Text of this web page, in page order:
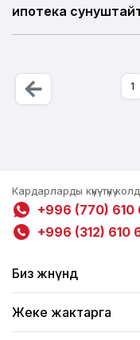
ипотека
Бет 1 ичинен1
Кардарларды күнү-түнү
+996 (770) 610
+996 (312) 610
Биз жөнүндө
Жеке жактарга